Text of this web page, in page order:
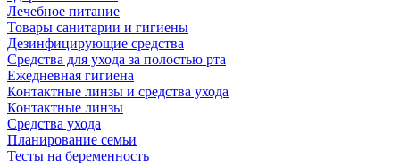
Лечебное питание
Товары санитарии и гигиены
Дезинфицирующие средства
Средства для ухода за полостью рта
Ежедневная гигиена
Контактные линзы и средства ухода
Контактные линзы
Средства ухода
Планирование семьи
Тесты на беременность